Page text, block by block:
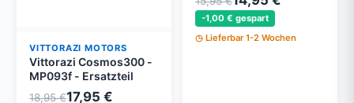
VITTORAZI MOTORS
Vittorazi Cosmos300 -
MP093f - Ersatzteil
18,95 €17,95 €
Buchse Ø 16 mm, Grau
(Set von 4)
-1,00 € gespart
Lieferbar 1-2 Wochen